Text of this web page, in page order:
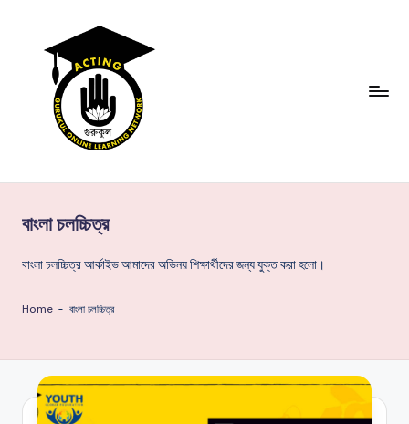
ন
য়
কু
ল,
G
অভিনয়ের
ক্লাস,
অভিনয়ের
উক্তি,
অভিনয়ের
ধরন,
বাংলা চলচ্চিত্র
বাংলা চলচ্চিত্র আর্কাইভ আমাদের অভিনয় শিক্ষার্থীদের জন্য যুক্ত করা হলো।
Home - বাংলা চলচ্চিত্র